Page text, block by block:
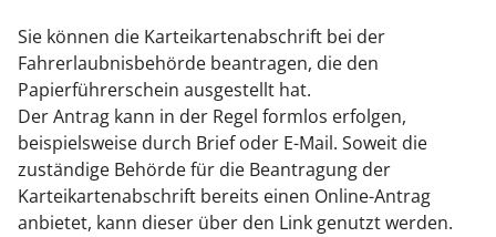
Sie können die Karteikartenabschrift bei der
Fahrerlaubnisbehörde beantragen, die den
Papierführerschein ausgestellt hat.
Der Antrag kann in der Regel formlos erfolgen,
beispielsweise durch Brief oder E-Mail. Soweit die
zuständige Behörde für die Beantragung der
Karteikartenabschrift bereits einen Online-Antrag
anbietet, kann dieser über den Link genutzt werden.